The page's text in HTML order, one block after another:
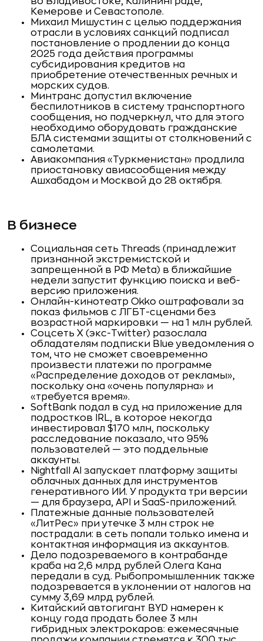
Кемерове и Севастополе.
Михаил Мишустин с целью поддержания
отрасли в условиях санкций подписал
постановление о продлении до конца
2025 года действия программы
субсидирования кредитов на
приобретение отечественных речных и
морских судов.
Минтранс допустил включение
беспилотников в систему транспортного
сообщения, но подчеркнул, что для этого
необходимо оборудовать гражданские
БЛА системами защиты от столкновений с
самолетами.
Авиакомпания «Туркменистан» продлила
приостановку авиасообщения между
Ашхабадом и Москвой до 28 октября.
В бизнесе
Социальная сеть Threads (принадлежит
признанной экстремистской и
запрещенной в РФ Meta) в ближайшие
недели запустит функцию поиска и веб-
версию приложения.
Онлайн-кинотеатр Okko оштрафовали за
показ фильмов с ЛГБТ-сценами без
возрастной маркировки — на 1 млн рублей.
Соцсеть X (экс-Twitter) разослала
обладателям подписки Blue уведомления о
том, что не сможет своевременно
произвести платежи по программе
«Распределение доходов от рекламы»,
поскольку она «очень популярна» и
«требуется время».
SoftBank подал в суд на приложение для
подростков IRL, в которое некогда
инвестировал $170 млн, поскольку
расследование показало, что 95%
пользователей — это поддельные
аккаунты.
Nightfall AI запускает платформу защиты
облачных данных для инструментов
генеративного ИИ. У продукта три версии
— для браузера, API и SaaS-приложений.
Платежные данные пользователей
«ЛитРес» при утечке 3 млн строк не
пострадали: в сеть попали только имена и
контактная информация из аккаунтов.
Дело подозреваемого в контрабанде
краба на 2,6 млрд рублей Олега Кана
передали в суд. Рыбопромышленник также
подозревается в уклонении от налогов на
сумму 3,69 млрд рублей.
Китайский автогигант BYD намерен к
концу года продать более 3 млн
гибридных электрокаров: ежемесячные